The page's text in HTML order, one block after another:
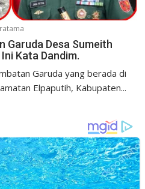
Garuda Desa Sumeith
Kata Dandim.
Garuda yang berada di
Elpaputih, Kabupaten...